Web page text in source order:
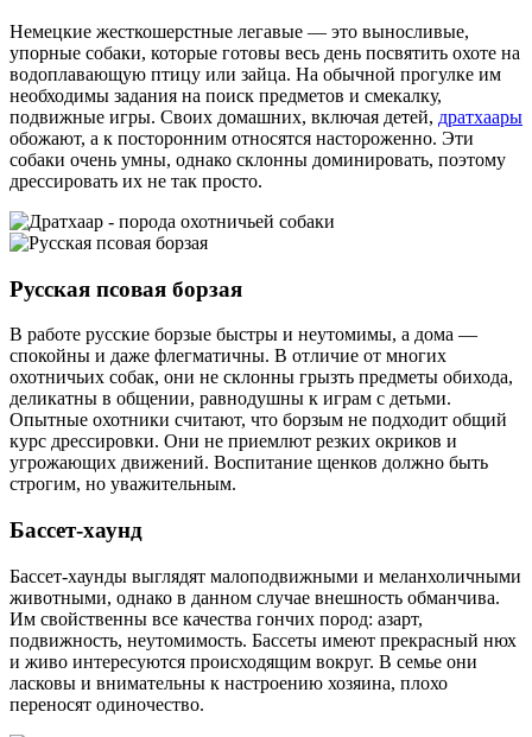
Немецкие жесткошерстные легавые — это выносливые,
упорные собаки, которые готовы весь день посвятить охоте на
водоплавающую птицу или зайца. На обычной прогулке им
необходимы задания на поиск предметов и смекалку,
подвижные игры. Своих домашних, включая детей, дратхаары
обожают, а к посторонним относятся настороженно. Эти
собаки очень умны, однако склонны доминировать, поэтому
дрессировать их не так просто.
Русская псовая борзая
В работе русские борзые быстры и неутомимы, а дома —
спокойны и даже флегматичны. В отличие от многих
охотничьих собак, они не склонны грызть предметы обихода,
деликатны в общении, равнодушны к играм с детьми.
Опытные охотники считают, что борзым не подходит общий
курс дрессировки. Они не приемлют резких окриков и
угрожающих движений. Воспитание щенков должно быть
строгим, но уважительным.
Бассет-хаунд
Бассет-хаунды выглядят малоподвижными и меланхоличными
животными, однако в данном случае внешность обманчива.
Им свойственны все качества гончих пород: азарт,
подвижность, неутомимость. Бассеты имеют прекрасный нюх
и живо интересуются происходящим вокруг. В семье они
ласковы и внимательны к настроению хозяина, плохо
переносят одиночество.